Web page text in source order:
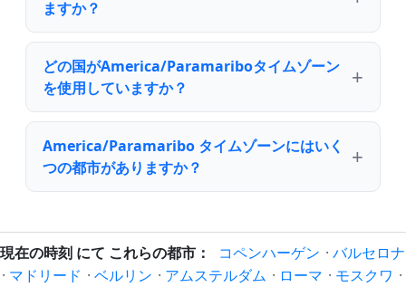
ますか？
どの国がAmerica/Paramariboタイムゾーン
を使用していますか？
America/Paramaribo タイムゾーンにはいく
つの都市がありますか？
現在の時刻 にて これらの都市： コペンハーゲン · バルセロナ
· マドリード · ベルリン · アムステルダム · ローマ · モスクワ ·